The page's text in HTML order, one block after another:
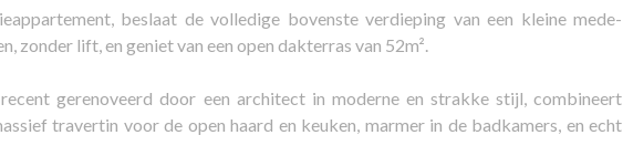
beslaat de volledige bovenste verdieping van een kleine mede-
zonder lift, en geniet van een open dakterras van 52m².
gerenoveerd door een architect in moderne en strakke stijl, combineert
travertin voor de open haard en keuken, marmer in de badkamers, en echt